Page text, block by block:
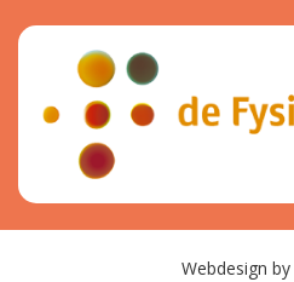
Webdesign by